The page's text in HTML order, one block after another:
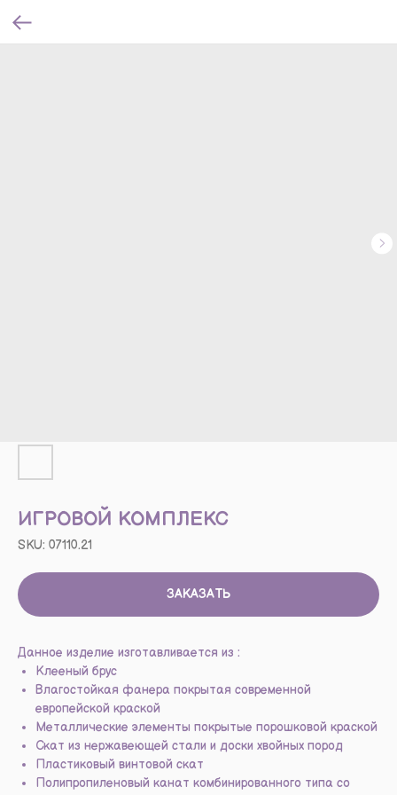
ИГРОВОЙ КОМПЛЕКС
SKU: 07110.21
ЗАКАЗАТЬ
Данное изделие изготавливается из :
Клееный брус
Влагостойкая фанера покрытая современной
европейской краской
Металлические элементы покрытые порошковой краской
Скат из нержавеющей стали и доски хвойных пород
Пластиковый винтовой скат
Полипропиленовый канат комбинированного типа со